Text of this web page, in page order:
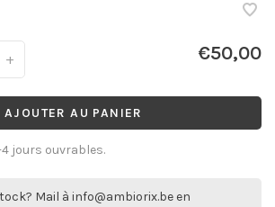
+ €50,00
AJOUTER AU PANIER
4 jours ouvrables.
Mail à info@ambiorix.be en